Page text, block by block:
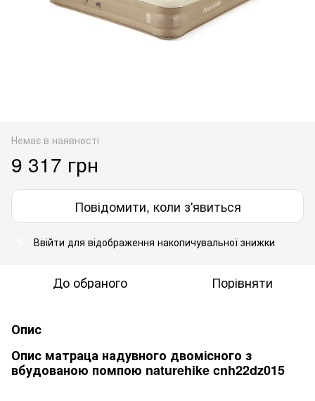
Немає в наявності
9 317 грн
Повідомити, коли з'явиться
Ввійти для відображення накопичувальної знижки
До обраного Порівняти
Опис
Опис матраца надувного двомісного з
вбудованою помпою naturehike cnh22dz015